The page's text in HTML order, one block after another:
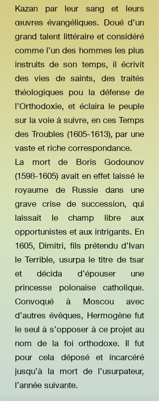
Kazan par leur sang et leurs
œuvres évangéliques. Doué d’un
grand talent littéraire et considéré
comme l’un des hommes les plus
instruits de son temps, il écrivit
des vies de saints, des traités
théologiques pou la défense de
l’Orthodoxie, et éclaira le peuple
sur la voie à suivre, en ces Temps
des Troubles (1605-1613), par une
vaste et riche correspondance.
La mort de Boris Godounov
(1598-1605) avait en effet laissé le
royaume de Russie dans une
grave crise de succession, qui
laissait le champ libre aux
opportunistes et aux intrigants. En
1605, Dimitri, fils prétendu d’Ivan
le Terrible, usurpa le titre de tsar
et décida d’épouser une
princesse polonaise catholique.
Convoqué à Moscou avec
d’autres évêques, Hermogène fut
le seul à s’opposer à ce projet au
nom de la foi orthodoxe. Il fut
pour cela déposé et incarcéré
jusqu’à la mort de l’usurpateur,
l’année suivante.